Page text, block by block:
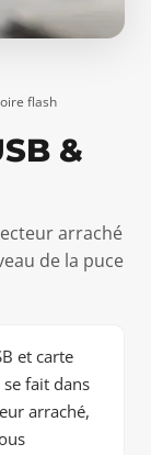
flash
&
arraché
de la puce
et carte
fait dans
arraché,